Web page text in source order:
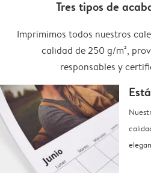
Tres tipos de
Imprimimos todos nuestros
calidad de 250 g/m²,
responsables y